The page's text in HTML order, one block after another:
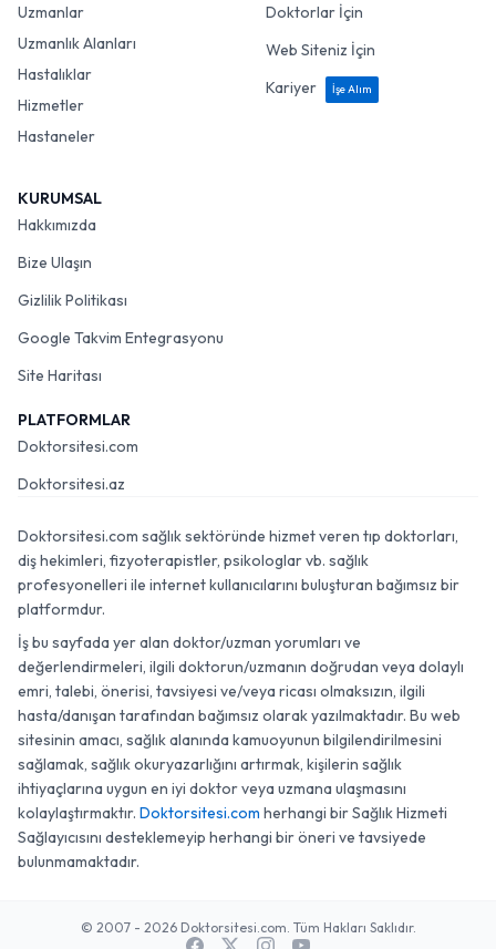
Uzmanlar
Uzmanlık Alanları
Hastalıklar
Hizmetler
Hastaneler
Doktorlar İçin
Web Siteniz İçin
Kariyer
İşe Alım
KURUMSAL
Hakkımızda
Bize Ulaşın
Gizlilik Politikası
Google Takvim Entegrasyonu
Site Haritası
PLATFORMLAR
Doktorsitesi.com
Doktorsitesi.az
Doktorsitesi.com sağlık sektöründe hizmet veren tıp doktorları,
diş hekimleri, fizyoterapistler, psikologlar vb. sağlık
profesyonelleri ile internet kullanıcılarını buluşturan bağımsız bir
platformdur.
İş bu sayfada yer alan doktor/uzman yorumları ve
değerlendirmeleri, ilgili doktorun/uzmanın doğrudan veya dolaylı
emri, talebi, önerisi, tavsiyesi ve/veya ricası olmaksızın, ilgili
hasta/danışan tarafından bağımsız olarak yazılmaktadır. Bu web
sitesinin amacı, sağlık alanında kamuoyunun bilgilendirilmesini
sağlamak, sağlık okuryazarlığını artırmak, kişilerin sağlık
ihtiyaçlarına uygun en iyi doktor veya uzmana ulaşmasını
kolaylaştırmaktır. Doktorsitesi.com herhangi bir Sağlık Hizmeti
Sağlayıcısını desteklemeyip herhangi bir öneri ve tavsiyede
bulunmamaktadır.
© 2007 - 2026 Doktorsitesi.com. Tüm Hakları Saklıdır.